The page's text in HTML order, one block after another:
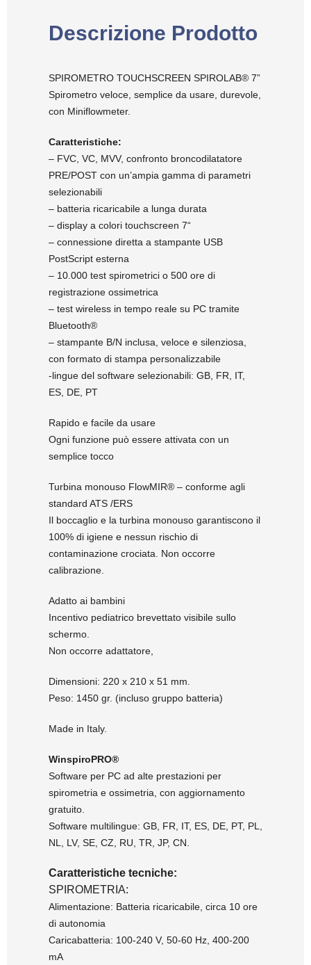
Descrizione Prodotto
SPIROMETRO TOUCHSCREEN SPIROLAB® 7”
Spirometro veloce, semplice da usare, durevole,
con Miniflowmeter.
Caratteristiche:
– FVC, VC, MVV, confronto broncodilatatore
PRE/POST con un’ampia gamma di parametri
selezionabili
– batteria ricaricabile a lunga durata
– display a colori touchscreen 7“
– connessione diretta a stampante USB
PostScript esterna
– 10.000 test spirometrici o 500 ore di
registrazione ossimetrica
– test wireless in tempo reale su PC tramite
Bluetooth®
– stampante B/N inclusa, veloce e silenziosa,
con formato di stampa personalizzabile
-lingue del software selezionabili: GB, FR, IT,
ES, DE, PT
Rapido e facile da usare
Ogni funzione può essere attivata con un
semplice tocco
Turbina monouso FlowMIR® – conforme agli
standard ATS /ERS
Il boccaglio e la turbina monouso garantiscono il
100% di igiene e nessun rischio di
contaminazione crociata. Non occorre
calibrazione.
Adatto ai bambini
Incentivo pediatrico brevettato visibile sullo
schermo.
Non occorre adattatore,
Dimensioni: 220 x 210 x 51 mm.
Peso: 1450 gr. (incluso gruppo batteria)
Made in Italy.
WinspiroPRO®
Software per PC ad alte prestazioni per
spirometria e ossimetria, con aggiornamento
gratuito.
Software multilingue: GB, FR, IT, ES, DE, PT, PL,
NL, LV, SE, CZ, RU, TR, JP, CN.
Caratteristiche tecniche:
SPIROMETRIA:
Alimentazione: Batteria ricaricabile, circa 10 ore
di autonomia
Caricabatteria: 100-240 V, 50-60 Hz, 400-200
mA